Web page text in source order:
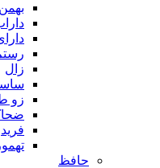
بهمن
زال
زو
حافظ